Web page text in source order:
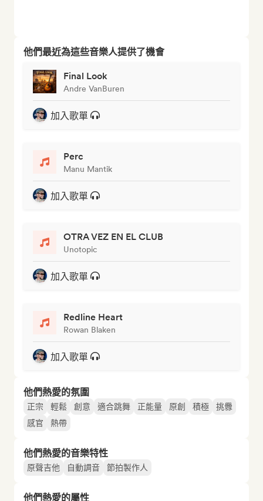
他們最近為這些音樂人提供了機會
Final Look
Andre VanBuren
加入歌單
Perc
Manu Mantik
加入歌單
OTRA VEZ EN EL CLUB
Unotopic
加入歌單
Redline Heart
Rowan Blaken
加入歌單
他們熱愛的氛圍
正宗 輕鬆 創意 適合跳舞 正能量 原創 積極
挑釁
感官
熱帶
他們熱愛的音樂特性
原聲吉他 自動調音 節拍製作人
他們熱愛的屬性